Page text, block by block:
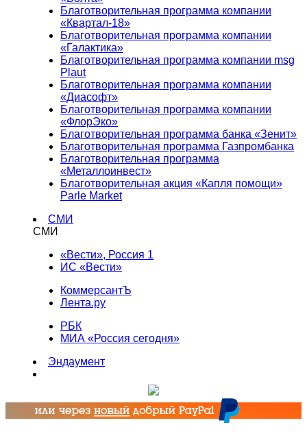
Благотворительная программа компании
«Квартал-18»
Благотворительная программа компании
«Галактика»
Благотворительная программа компании msg
Plaut
Благотворительная программа компании
«Диасофт»
Благотворительная программа компании
«ФлорЭко»
Благотворительная программа банка «Зенит»
Благотворительная программа Газпромбанка
Благотворительная программа
«Металлоинвест»
Благотворительная акция «Капля помощи»
Parle Market
СМИ
СМИ
«Вести», Россия 1
ИС «Вести»
КоммерсантЪ
Лента.ру
РБК
МИА «Россия сегодня»
Эндаумент